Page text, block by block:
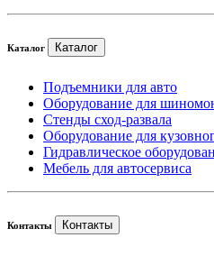
Каталог Каталог
Подъемники для авто
Оборудование для
Стенды сход-развала
Оборудование для
Гидравлическое
Мебель для автосервиса
Контакты Контакты